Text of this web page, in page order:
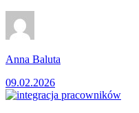
Anna Baluta
09.02.2026